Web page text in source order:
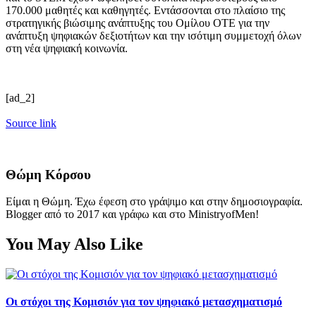
170.000 μαθητές και καθηγητές. Εντάσσονται στο πλαίσιο της
στρατηγικής βιώσιμης ανάπτυξης του Ομίλου ΟΤΕ για την
ανάπτυξη ψηφιακών δεξιοτήτων και την ισότιμη συμμετοχή όλων
στη νέα ψηφιακή κοινωνία.
[ad_2]
Source link
Θώμη Κόρσου
Είμαι η Θώμη. Έχω έφεση στο γράψιμο και στην δημοσιογραφία.
Blogger από το 2017 και γράφω και στο MinistryofMen!
You May Also Like
Οι στόχοι της Κομισιόν για τον ψηφιακό μετασχηματισμό